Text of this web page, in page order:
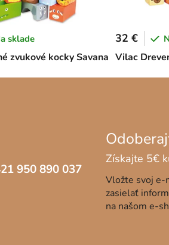
zvukové kocky Savana
sklade
Vilac
32 €
950 890 037
Vložte svoj e-
zasielať
na našom e-